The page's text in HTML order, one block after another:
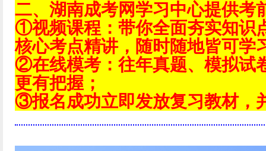
二、湖南成考网学习中心提供考
①视频课程：带你全面夯实知识
核心考点精讲，随时随地皆可学
②在线模考：往年真题、模拟试
更有把握；
③报名成功立即发放复习教材，